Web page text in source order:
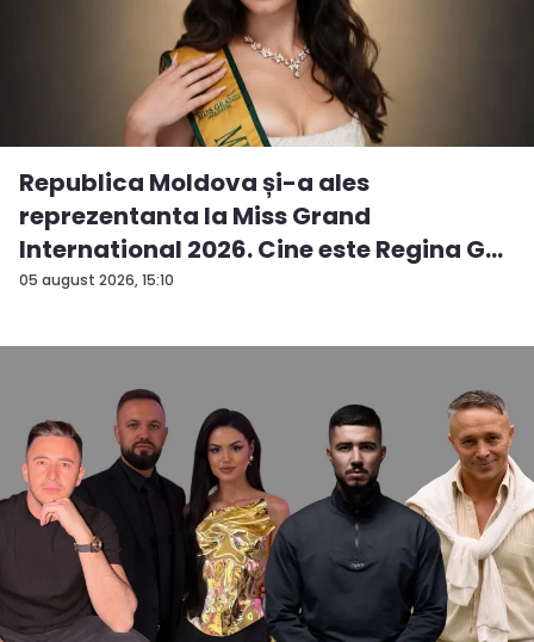
05 august 2026, 15:10
Republica Moldova și-a ales
reprezentanta la Miss Grand
International 2026. Cine este Regina G...